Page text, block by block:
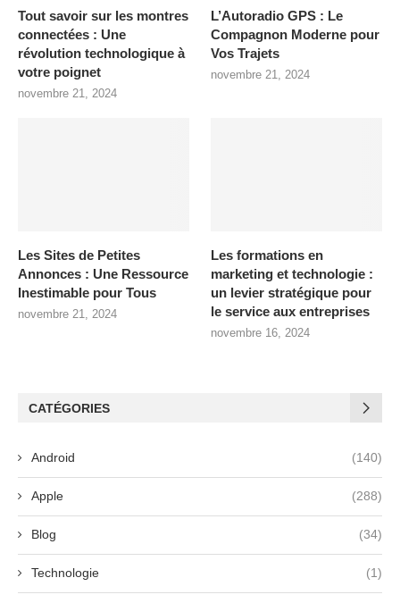
Tout savoir sur les montres
connectées : Une
révolution technologique à
votre poignet
novembre 21, 2024
L’Autoradio GPS : Le
Compagnon Moderne pour
Vos Trajets
novembre 21, 2024
Les Sites de Petites
Annonces : Une Ressource
Inestimable pour Tous
novembre 21, 2024
Les formations en
marketing et technologie :
un levier stratégique pour
le service aux entreprises
novembre 16, 2024
CATÉGORIES
Android (140)
Apple (288)
Blog (34)
Technologie (1)